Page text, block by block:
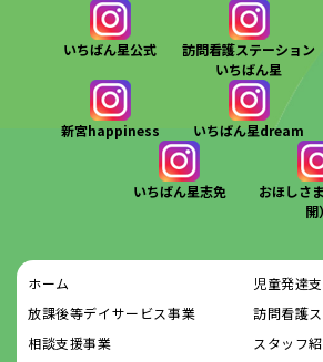
いちばん星公式
訪問看護ステーション
いちばん星
新宮happiness いちばん星dream
いちばん星志免
おほしさ
開）
ホーム
児童発達
放課後等デイサービス事業
訪問看護
相談支援事業
スタッフ